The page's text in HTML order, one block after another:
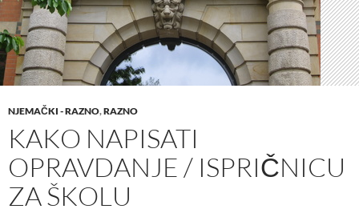
NJEMAČKI - RAZNO,RAZNO
KAKO NAPISATI
OPRAVDANJE / ISPRIČNICU
ZA ŠKOLU